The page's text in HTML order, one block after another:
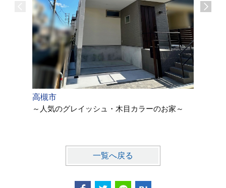
高槻市
～人気のグレイッシュ・木目カラーのお家～
一覧へ戻る